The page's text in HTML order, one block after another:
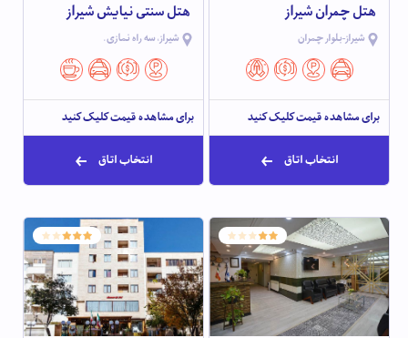
هتل چمران شیراز
شیراز-بلوار چمران
برای مشاهده قیمت کلیک کنید
انتخاب اتاق
هتل سنتی نیایش شیراز
شیراز، سه راه نمازی.
برای مشاهده قیمت کلیک کنید
انتخاب اتاق